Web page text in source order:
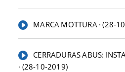
MARCA MOTTURA · (28-
CERRADURAS ABUS:
· (28-10-2019)